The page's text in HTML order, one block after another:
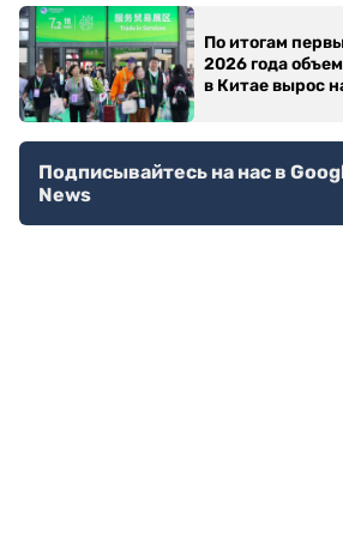
По итогам
2026 года
в Китае вырос
Подписывайтесь на нас в
News